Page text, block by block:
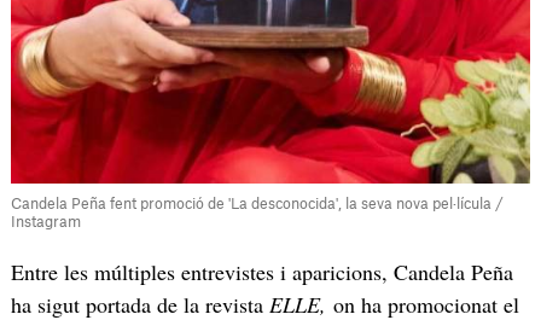
Candela Peña fent promoció de 'La desconocida', la seva nova pel·lícula /
Instagram
Entre les múltiples entrevistes i aparicions, Candela Peña
ha sigut portada de la revista ELLE, on ha promocionat el